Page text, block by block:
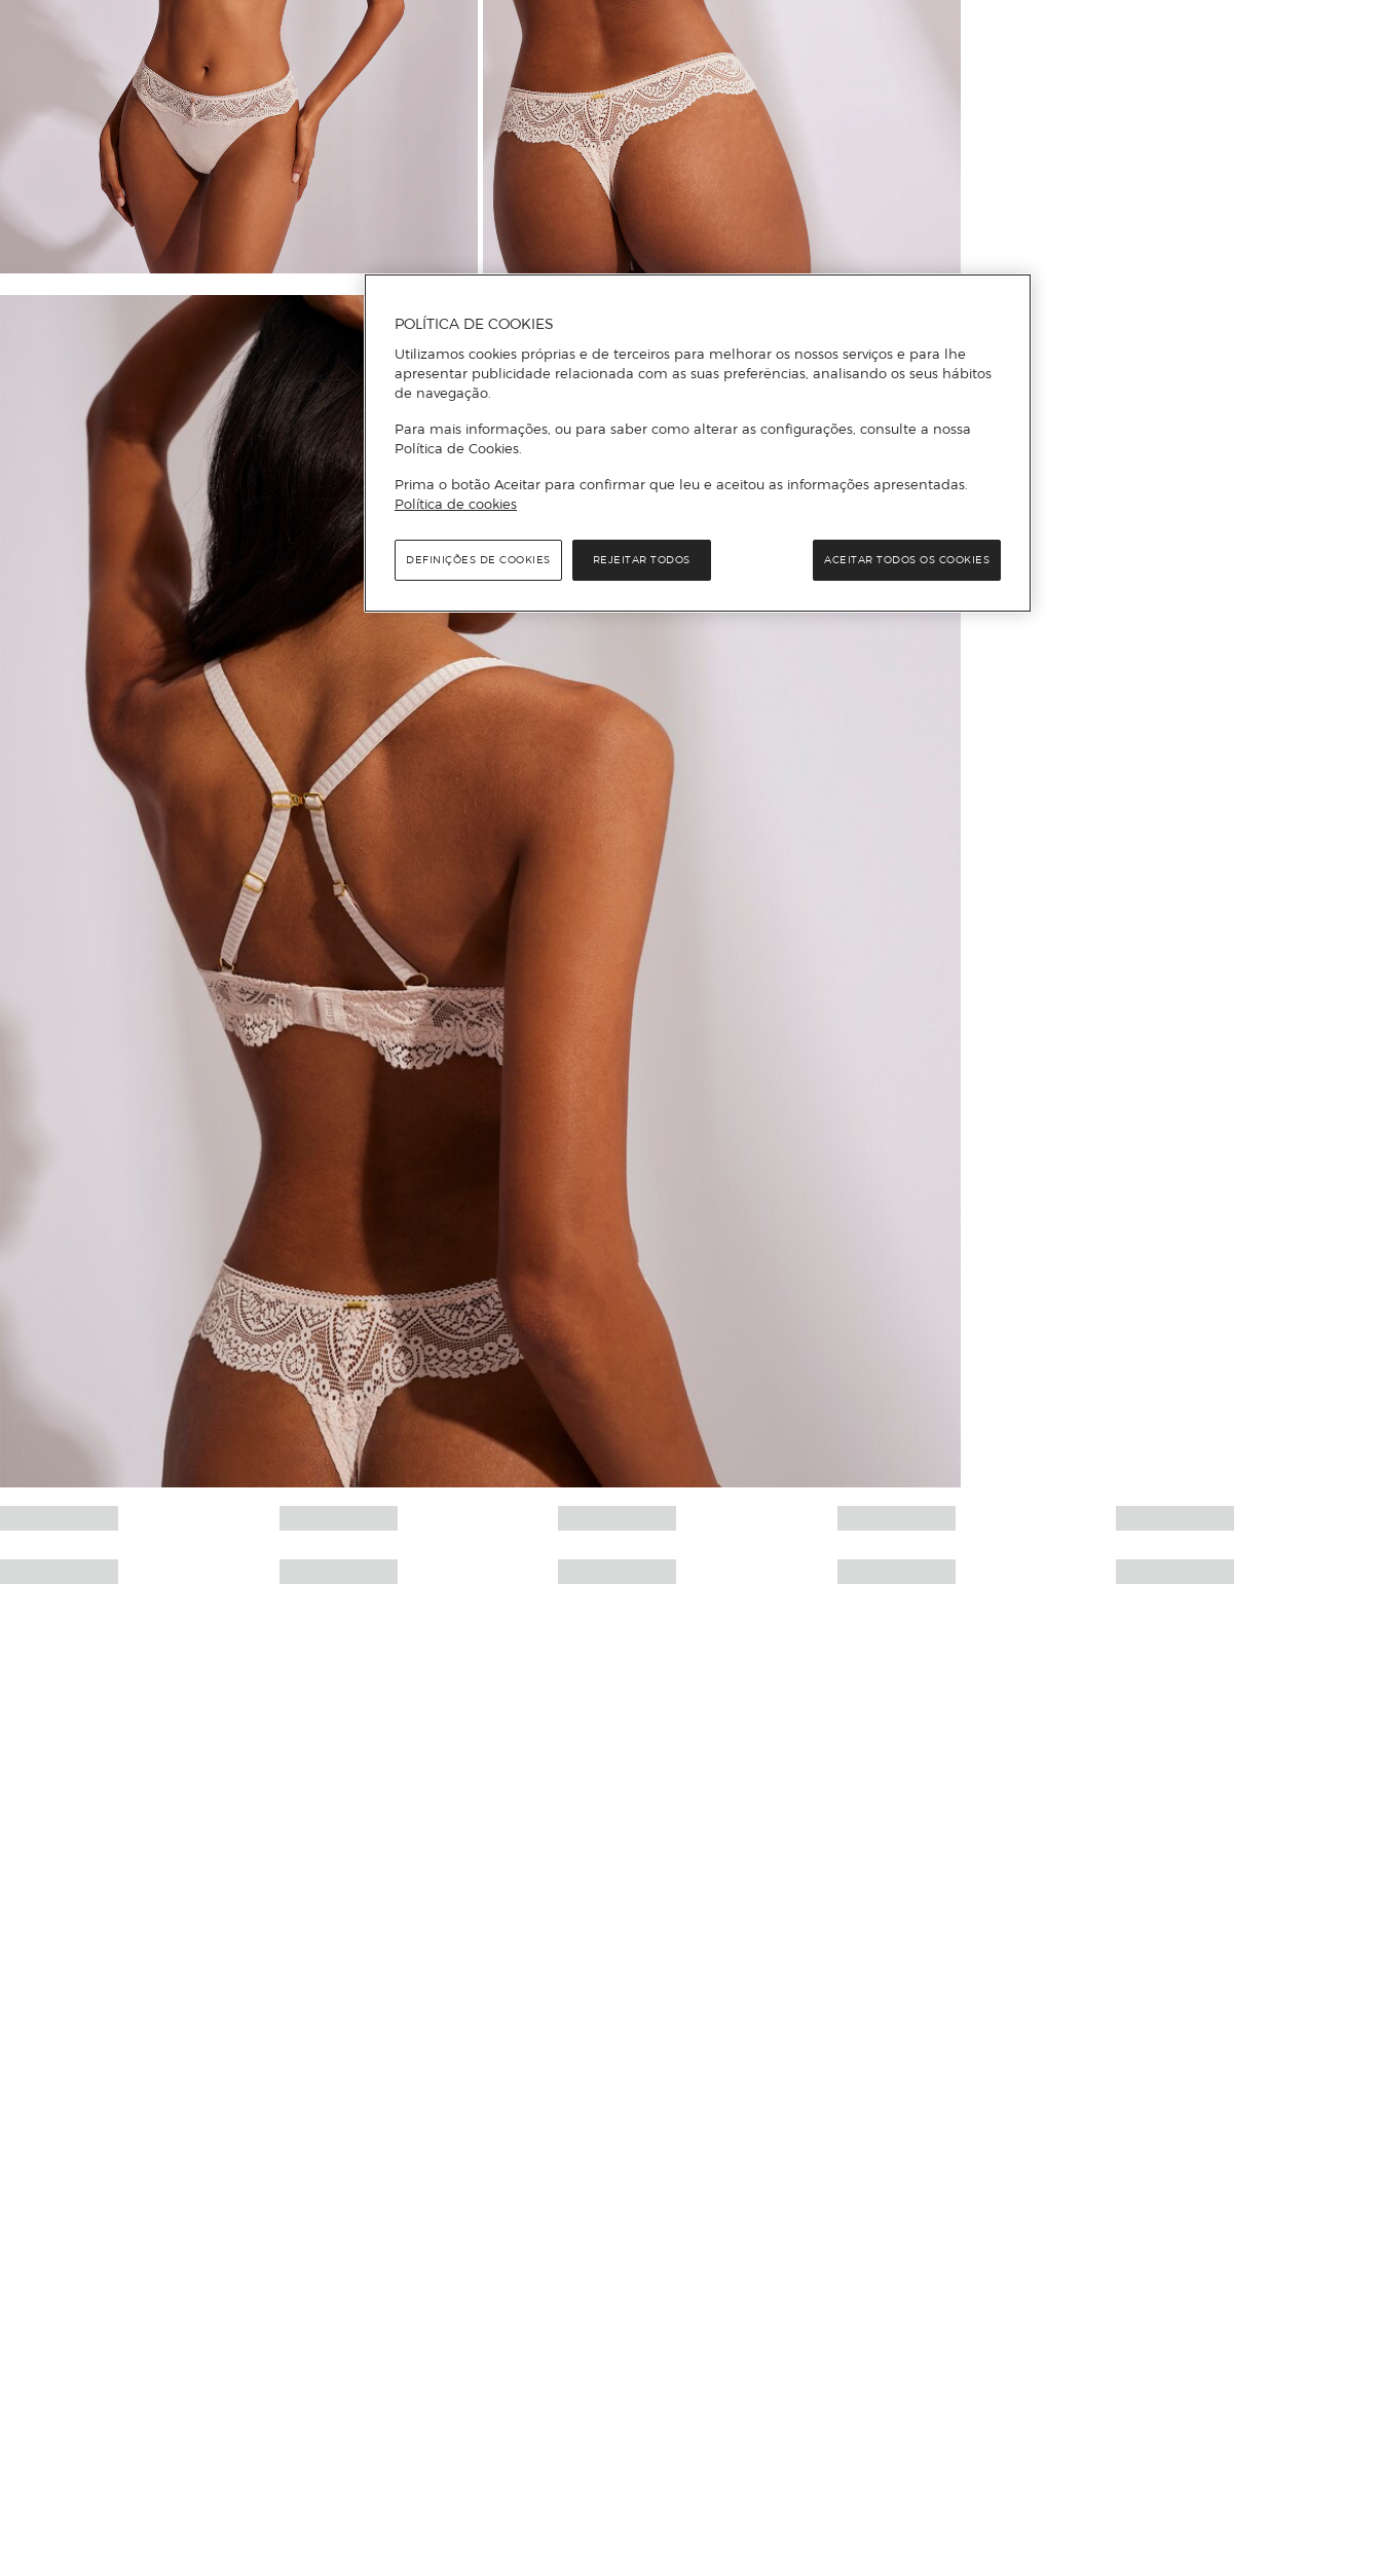
POLÍTICA DE COOKIES
Utilizamos cookies próprias e de terceiros para melhorar os nossos serviços e para lhe
apresentar publicidade relacionada com as suas preferências, analisando os seus hábitos
de navegação.
Para mais informações, ou para saber como alterar as configurações, consulte a nossa
Política de Cookies.
Prima o botão Aceitar para confirmar que leu e aceitou as informações apresentadas.
Política de cookies
REJEITAR TODOS ACEITAR TODOS OS COOKIES
DEFINIÇÕES DE COOKIES